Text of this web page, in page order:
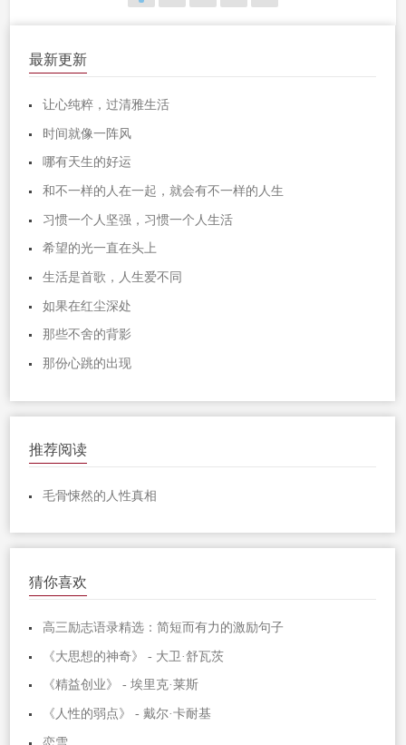
最新更新
让心纯粹，过清雅生活
时间就像一阵风
哪有天生的好运
和不一样的人在一起，就会有不一样的人生
习惯一个人坚强，习惯一个人生活
希望的光一直在头上
生活是首歌，人生爱不同
如果在红尘深处
那些不舍的背影
那份心跳的出现
推荐阅读
毛骨悚然的人性真相
猜你喜欢
高三励志语录精选：简短而有力的激励句子
《大思想的神奇》 - 大卫·舒瓦茨
《精益创业》 - 埃里克·莱斯
《人性的弱点》 - 戴尔·卡耐基